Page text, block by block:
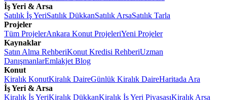
İş Yeri & Arsa
Satılık İş YeriSatılık DükkanSatılık ArsaSatılık Tarla
Projeler
Tüm ProjelerAnkara Konut ProjeleriYeni Projeler
Kaynaklar
Satın Alma RehberiKonut Kredisi RehberiUzman
DanışmanlarEmlakjet Blog
Konut
Kiralık KonutKiralık DaireGünlük Kiralık DaireHaritada Ara
İş Yeri & Arsa
Kiralık İş YeriKiralık DükkanKiralık İş Yeri PiyasasıKiralık Arsa